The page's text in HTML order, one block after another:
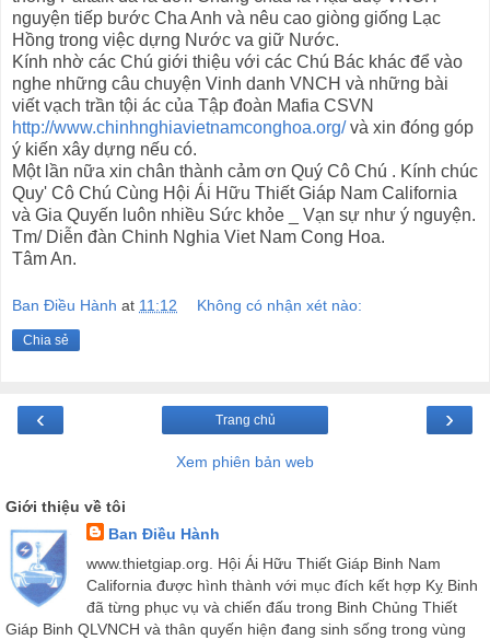
nguyện tiếp bước Cha Anh và nêu cao giòng giống Lạc
Hồng trong việc dựng Nước va giữ Nước.
Kính nhờ các Chú giới thiệu với các Chú Bác khác để vào
nghe những câu chuyện Vinh danh VNCH và những bài
viết vạch trần tội ác của Tập đoàn Mafia CSVN
http://www.chinhnghiavietnamconghoa.org/và xin đóng góp
ý kiến xây dựng nếu có.
Một lần nữa xin chân thành cảm ơn Quý Cô Chú . Kính chúc
Quy' Cô Chú Cùng Hội Ái Hữu Thiết Giáp Nam California
và Gia Quyến luôn nhiều Sức khỏe _ Vạn sự như ý nguyện.
Tm/ Diễn đàn Chinh Nghia Viet Nam Cong Hoa.
Tâm An.
Ban Điều Hành at 11:12 Không có nhận xét nào:
Chia sẻ
‹ ›
Trang chủ
Xem phiên bản web
Giới thiệu về tôi
Ban Điều Hành
www.thietgiap.org. Hội Ái Hữu Thiết Giáp Binh Nam
California được hình thành với mục đích kết hợp Kỵ Binh
đã từng phục vụ và chiến đấu trong Binh Chủng Thiết
Giáp Binh QLVNCH và thân quyến hiện đang sinh sống trong vùng